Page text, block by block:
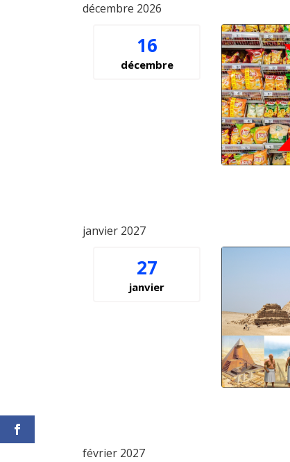
décembre 2026
16
décembre
janvier 2027
27
janvier
février 2027